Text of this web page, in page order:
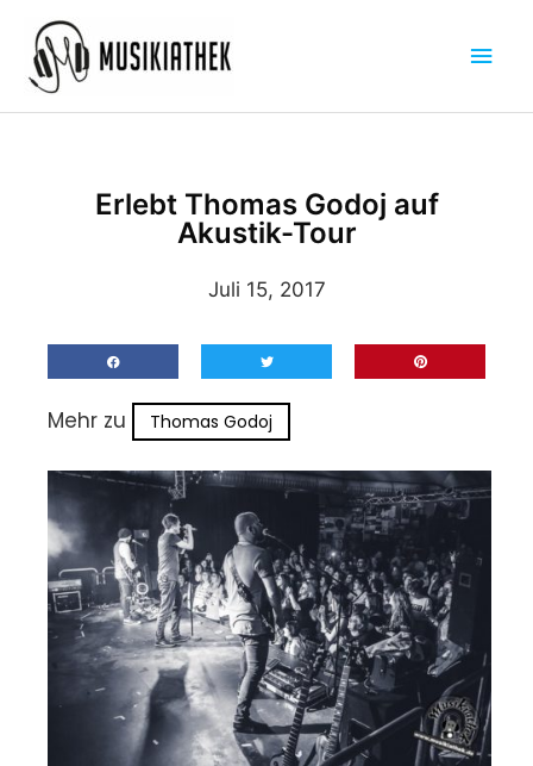
Inhalt
springen
Erlebt Thomas Godoj auf
Akustik-Tour
Juli 15, 2017
Mehr zu Thomas Godoj